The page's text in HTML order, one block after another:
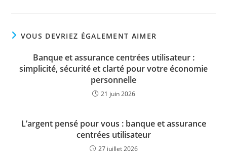
VOUS DEVRIEZ ÉGALEMENT AIMER
Banque et assurance centrées utilisateur :
simplicité, sécurité et clarté pour votre économie
personnelle
21 juin 2026
L’argent pensé pour vous : banque et assurance
centrées utilisateur
27 juillet 2026